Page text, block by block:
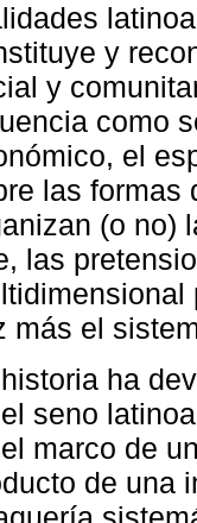
y
y
como
el
las formas
(o no)
las
más el
ha
seno
marco de
de una